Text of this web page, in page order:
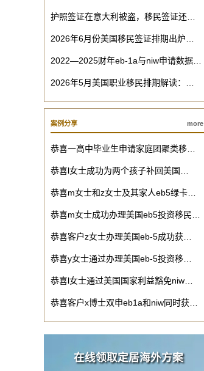
护照签证在意大利被盗，移民签证还…
2026年6月份美国移民签证排期出炉…
2022—2025财年eb-1a与niw申请数据…
2026年5月美国职业移民排期解读：…
案例分享 more
恭喜一高中毕业生申请家庭团聚类移…
恭喜l女士成功为两个孩子补回美国…
恭喜m女士和z女士及其家人eb5绿卡…
恭喜m女士成功办理美国eb5投资移民…
恭喜客户z女士办理美国eb-5成功获…
恭喜y女士通过办理美国eb-5投资移…
恭喜l女士通过美国国家利益豁免niw…
恭喜客户x博士双申eb1a和niw同时获…
在线领取定居海外方案